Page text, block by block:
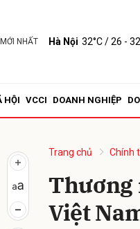
MỚI NHẤT Hà Nội 32°C/ 26 -
HỘI VCCI DOANH NGHIỆP
Trang chủ Chính
Thương
Việt